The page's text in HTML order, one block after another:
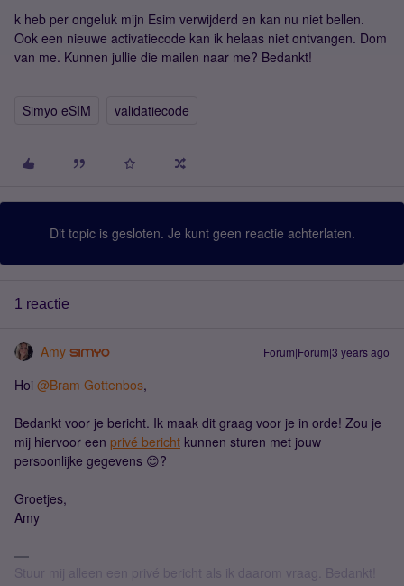
k heb per ongeluk mijn Esim verwijderd en kan nu niet bellen.
Ook een nieuwe activatiecode kan ik helaas niet ontvangen. Dom
van me. Kunnen jullie die mailen naar me? Bedankt!
Simyo eSIM validatiecode
Dit topic is gesloten. Je kunt geen reactie achterlaten.
1 reactie
Amy Forum|Forum|3 years ago
Hoi @Bram Gottenbos,
Bedankt voor je bericht. Ik maak dit graag voor je in orde! Zou je
mij hiervoor een privé bericht kunnen sturen met jouw
persoonlijke gegevens 😊?
Groetjes,
Amy
Stuur mij alleen een privé bericht als ik daarom vraag. Bedankt!